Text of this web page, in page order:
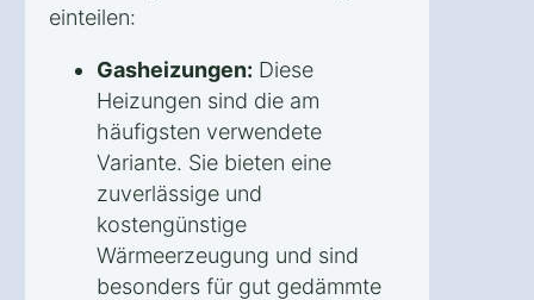
einteilen:
Gasheizungen: Diese
Heizungen sind die am
häufigsten verwendete
Variante. Sie bieten eine
zuverlässige und
kostengünstige
Wärmeerzeugung und sind
besonders für gut gedämmte